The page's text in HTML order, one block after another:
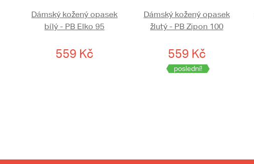
Dámský kožený opasek
bílý - PB Elko 95
559 Kč
Dámský kožený opasek
žlutý - PB Zipon 100
559 Kč
poslední!